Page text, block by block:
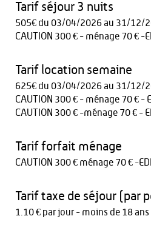
Tarif séjour 3 nuits
505€ du 03/04/2026 au 31/12/
CAUTION 300 € - ménage 70 € -
Tarif location semaine
625€ du 03/04/2026 au 31/12/
CAUTION 300 € - ménage 70 € -
CAUTION 300 € -ménage 70 € -
Tarif forfait ménage
CAUTION 300 € ménage 70 € -
Tarif taxe de séjour (par
1.10 € par jour - moins de 18